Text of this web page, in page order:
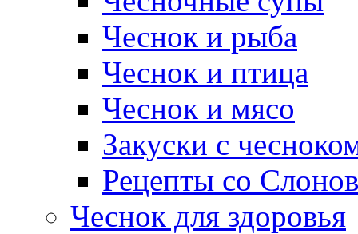
Чеснок и рыба
Чеснок и птица
Чеснок и мясо
Закуски с
Рецепты со
Чеснок для здоровья